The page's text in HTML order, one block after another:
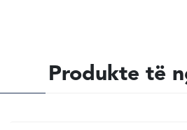
Produkte të